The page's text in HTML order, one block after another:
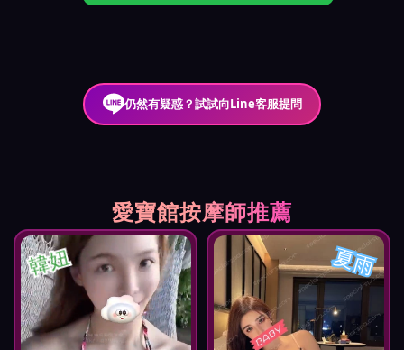
仍然有疑惑？試試向Line客服提問
愛寶館按摩師推薦
韓妞 夏雨